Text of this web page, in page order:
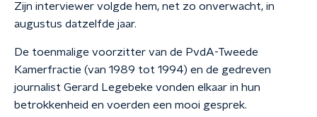
Zijn interviewer volgde hem, net zo onverwacht, in
augustus datzelfde jaar.
De toenmalige voorzitter van de PvdA-Tweede
Kamerfractie (van 1989 tot 1994) en de gedreven
journalist Gerard Legebeke vonden elkaar in hun
betrokkenheid en voerden een mooi gesprek.